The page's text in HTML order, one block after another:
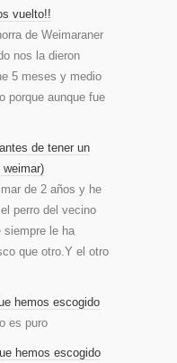
vuelto!!
de Weimaraner
nos la dieron
5 meses y medio
porque aunque fue
de tener un
weimar)
de 2 años y he
perro del vecino
siempre le ha
que otro.Y el otro
hemos escogido
es puro
hemos escogido